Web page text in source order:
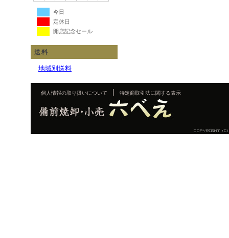
今日
定休日
開店記念セール
送料
地域別送料
個人情報の取り扱いについて 特定商取引法に関する表示